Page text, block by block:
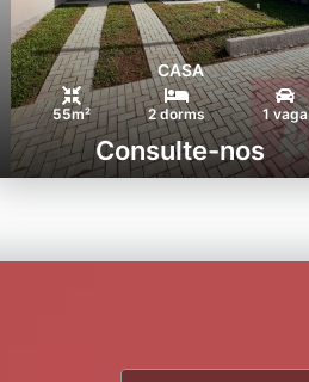
CASA
55m² 2 dorms 1 vaga
Consulte-nos